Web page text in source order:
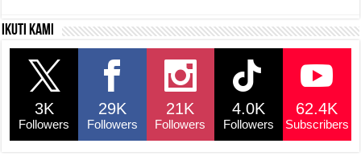
c
e
b
o
o
k
s
p
a
y
Li
n
k
e
Ikuti kami
3K
Followers
29K
Followers
21K
Followers
4.0K
Followers
62.4K
Subscribers